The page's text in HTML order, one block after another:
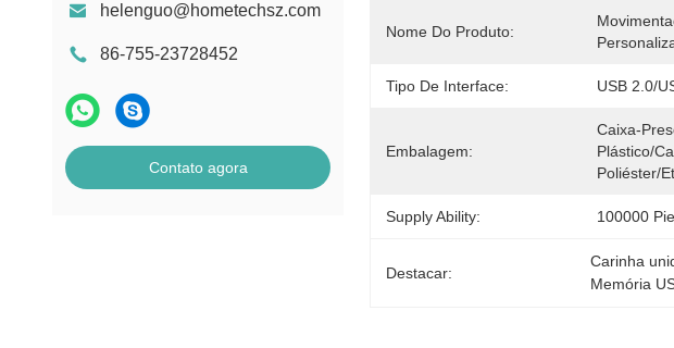
helenguo@hometechsz.com
86-755-23728452
Contato agora
Nome Do Produto:
Tipo De Interface: USB 2.0/
Embalagem:
Caixa-
Plástico/
Poliéster/
Supply Ability: 100000
Destacar:
Carinha
Memória